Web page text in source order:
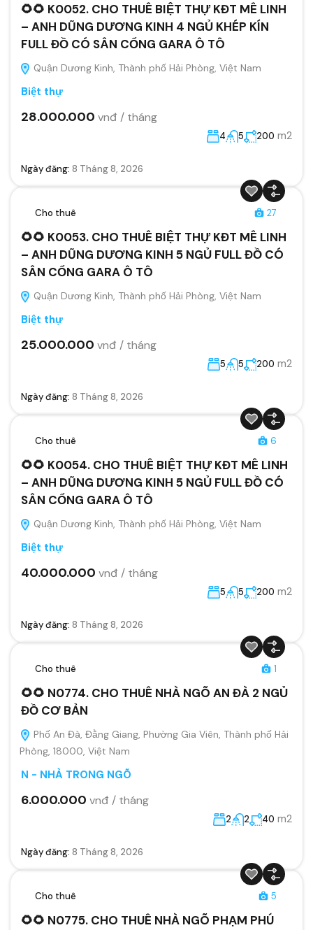
🌻🌻 K0052. CHO THUÊ BIỆT THỰ KĐT MÊ LINH
– ANH DŨNG DƯƠNG KINH 4 NGỦ KHÉP KÍN
FULL ĐỒ CÓ SÂN CỔNG GARA Ô TÔ
Quận Dương Kinh, Thành phố Hải Phòng, Việt Nam
Biệt thự
28.000.000 vnđ / tháng
4 5 200 m2
Ngày đăng: 8 Tháng 8, 2026
Cho thuê 27
🌻🌻 K0053. CHO THUÊ BIỆT THỰ KĐT MÊ LINH
– ANH DŨNG DƯƠNG KINH 5 NGỦ FULL ĐỒ CÓ
SÂN CỔNG GARA Ô TÔ
Quận Dương Kinh, Thành phố Hải Phòng, Việt Nam
Biệt thự
25.000.000 vnđ / tháng
5 5 200 m2
Ngày đăng: 8 Tháng 8, 2026
Cho thuê 6
🌻🌻 K0054. CHO THUÊ BIỆT THỰ KĐT MÊ LINH
– ANH DŨNG DƯƠNG KINH 5 NGỦ FULL ĐỒ CÓ
SÂN CỔNG GARA Ô TÔ
Quận Dương Kinh, Thành phố Hải Phòng, Việt Nam
Biệt thự
40.000.000 vnđ / tháng
5 5 200 m2
Ngày đăng: 8 Tháng 8, 2026
Cho thuê 1
🌻🌻 N0774. CHO THUÊ NHÀ NGÕ AN ĐÀ 2 NGỦ
ĐỒ CƠ BẢN
Phố An Đà, Đằng Giang, Phường Gia Viên, Thành phố Hải
Phòng, 18000, Việt Nam
N - NHÀ TRONG NGÕ
6.000.000 vnđ / tháng
2 2 40 m2
Ngày đăng: 8 Tháng 8, 2026
Cho thuê 5
🌻🌻 N0775. CHO THUÊ NHÀ NGÕ PHẠM PHÚ